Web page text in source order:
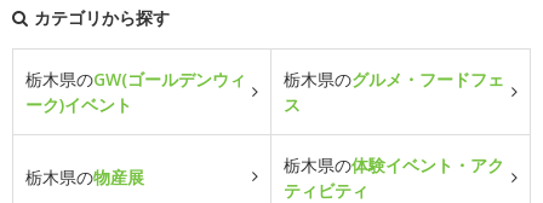
カテゴリから探す
栃木県のGW(ゴールデンウィ
ーク)イベント
栃木県のグルメ・フードフェ
ス
栃木県の物産展
栃木県の体験イベント・アク
ティビティ